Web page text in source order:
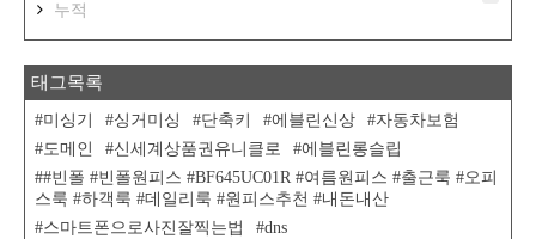
누적
태그목록
미싱기 싱거미싱 단축키 에블린신상
자동차보험
도메인
신세계상품권유니클로
에블린롱슬립
#빈폴 #빈폴원피스 #BF645UC01R #여름원피스 #출근룩 #오피
스룩 #하객룩 #데일리룩 #원피스추천 #내돈내산
스마트폰으로사진잘찍는법
dns